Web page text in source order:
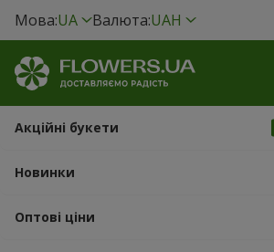
Мова:UA Валюта:UAH
Акційні букети
Новинки
Оптові ціни